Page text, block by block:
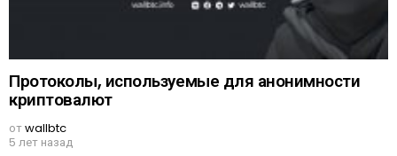
Протоколы, используемые для анонимности
криптовалют
отwallbtc
5 лет назад